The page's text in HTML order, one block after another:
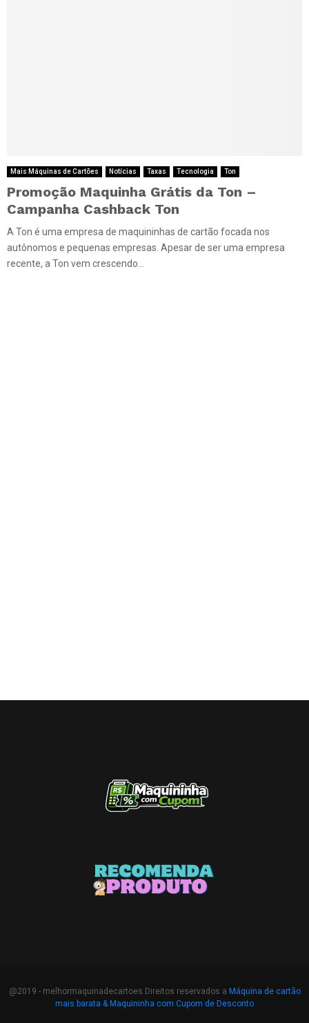
Mais Máquinas de Cartões Notícias Taxas Tecnologia Ton
Promoção Maquinha Grátis da Ton –
Campanha Cashback Ton
A Ton é uma empresa de maquininhas de cartão focada nos
autônomos e pequenas empresas. Apesar de ser uma empresa
recente, a Ton vem crescendo...
@2019 - melhormaquinadecartoes.Direitos reservados a Máquina de cartão
mais barata & Maquininha com Cupom de Desconto